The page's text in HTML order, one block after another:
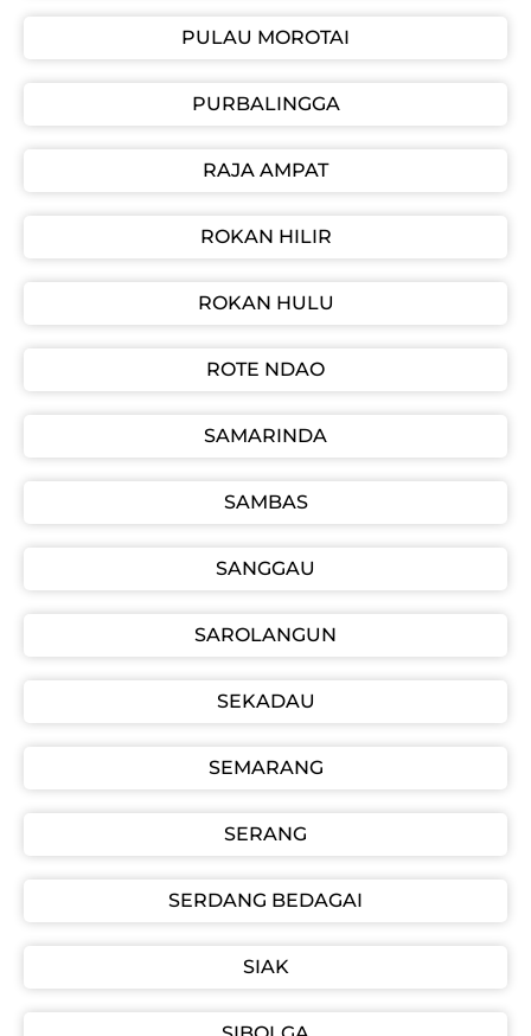
PULAU MOROTAI
PURBALINGGA
RAJA AMPAT
ROKAN HILIR
ROKAN HULU
ROTE NDAO
SAMARINDA
SAMBAS
SANGGAU
SAROLANGUN
SEKADAU
SEMARANG
SERANG
SERDANG BEDAGAI
SIAK